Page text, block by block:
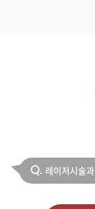
Q. 레이저시술